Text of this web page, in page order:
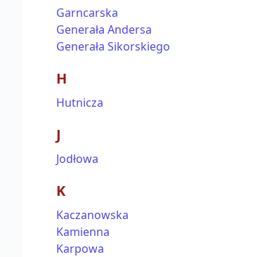
Garncarska
Generała Andersa
Generała Sikorskiego
H
Hutnicza
J
Jodłowa
K
Kaczanowska
Kamienna
Karpowa